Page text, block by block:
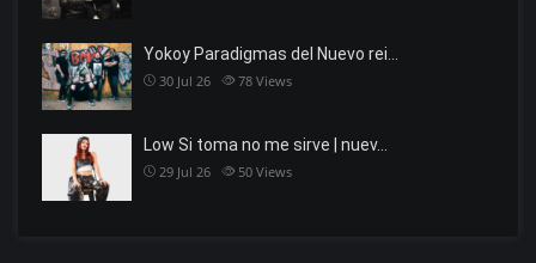
Yokoy Paradigmas del Nuevo rei…
30 Jul 26 78 Views
Low Si toma no me sirve | nuev…
29 Jul 26 50 Views